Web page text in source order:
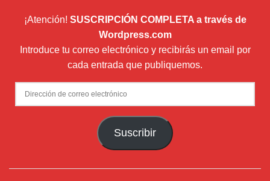
¡Atención! SUSCRIPCIÓN COMPLETA a través de
Wordpress.com
Introduce tu correo electrónico y recibirás un email por
cada entrada que publiquemos.
Dirección
de
Suscribir